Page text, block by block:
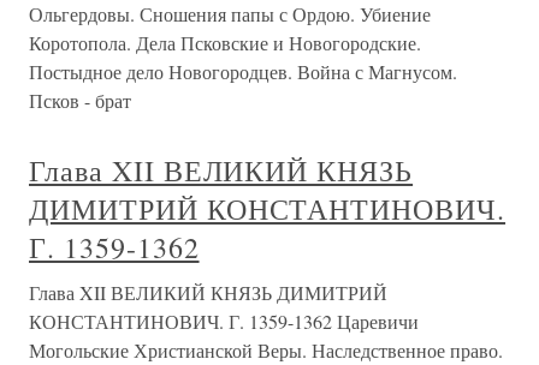
Ольгердовы. Сношения папы с Ордою. Убиение
Коротопола. Дела Псковские и Новогородские.
Постыдное дело Новогородцев. Война с Магнусом.
Псков - брат
Глава XII ВЕЛИКИЙ КНЯЗЬ
ДИМИТРИЙ КОНСТАНТИНОВИЧ.
Г. 1359-1362
Глава XII ВЕЛИКИЙ КНЯЗЬ ДИМИТРИЙ
КОНСТАНТИНОВИЧ. Г. 1359-1362 Царевичи
Могольские Христианской Веры. Наследственное право.